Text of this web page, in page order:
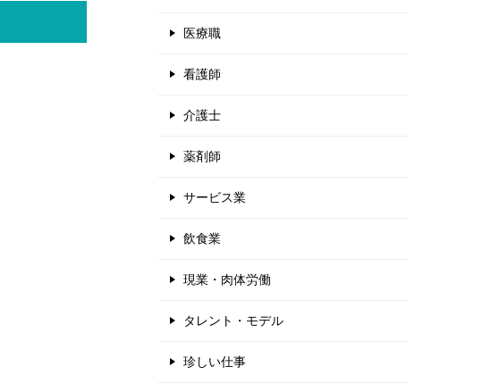
医療職
看護師
介護士
薬剤師
サービス業
飲食業
現業・肉体労働
タレント・モデル
珍しい仕事